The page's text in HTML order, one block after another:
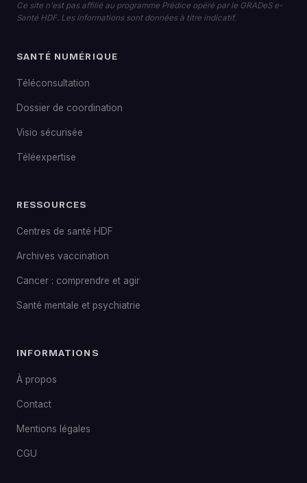
Ce site n'est pas affilié au programme Prédice opéré par le GRADeS e-
Santé HDF. Les informations sont données à titre indicatif.
SANTÉ NUMÉRIQUE
Téléconsultation
Dossier de coordination
Visio sécurisée
Téléexpertise
RESSOURCES
Centres de santé HDF
Archives vaccination
Cancer : comprendre et agir
Santé mentale et psychiatrie
INFORMATIONS
À propos
Contact
Mentions légales
CGU